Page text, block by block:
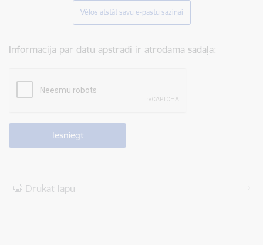
Vēlos atstāt savu e-pastu saziņai
Informācija par datu apstrādi ir atrodama sadaļā:
Drukāt lapu